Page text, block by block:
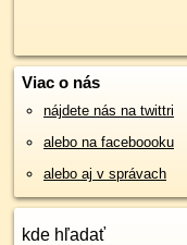
Viac o nás
nájdete nás na twittri
alebo na faceboooku
alebo aj v správach
kde hľadať